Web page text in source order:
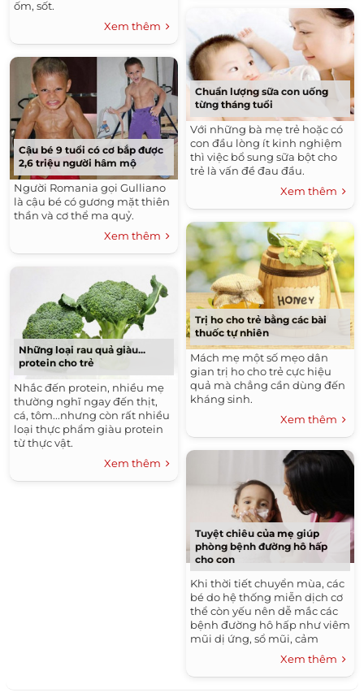
ốm, sốt.
Xem thêm
Cậu bé 9 tuổi có cơ bắp được
2,6 triệu người hâm mộ
Người Romania gọi Gulliano
là cậu bé có gương mặt thiên
thần và cơ thể ma quỷ.
Xem thêm
Những loại rau quả giàu...
protein cho trẻ
Nhắc đến protein, nhiều mẹ
thường nghĩ ngay đến thịt,
cá, tôm...nhưng còn rất nhiều
loại thực phẩm giàu protein
từ thực vật.
Xem thêm
Chuẩn lượng sữa con uống
từng tháng tuổi
Với những bà mẹ trẻ hoặc có
con đầu lòng ít kinh nghiệm
thì việc bổ sung sữa bột cho
trẻ là vấn đề đau đầu.
Xem thêm
Trị ho cho trẻ bằng các bài
thuốc tự nhiên
Mách mẹ một số mẹo dân
gian trị ho cho trẻ cực hiệu
quả mà chẳng cần dùng đến
kháng sinh.
Xem thêm
Tuyệt chiêu của mẹ giúp
phòng bệnh đường hô hấp
cho con
Khi thời tiết chuyển mùa, các
bé do hệ thống miễn dịch cơ
thể còn yếu nên dễ mắc các
bệnh đường hô hấp như viêm
mũi dị ứng, sổ mũi, cảm
Xem thêm